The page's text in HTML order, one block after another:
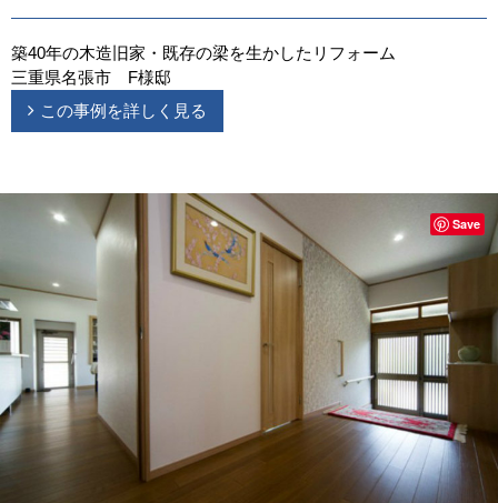
築40年の木造旧家・既存の梁を生かしたリフォーム
三重県名張市 F様邸
この事例を詳しく見る
Save